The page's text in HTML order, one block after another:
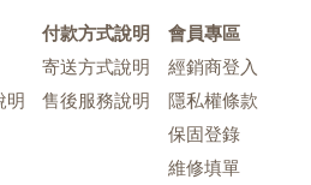
明
付款方式說明
寄送方式說明
售後服務說明
會員專區
經銷商登入
隱私權條款
保固登錄
維修填單